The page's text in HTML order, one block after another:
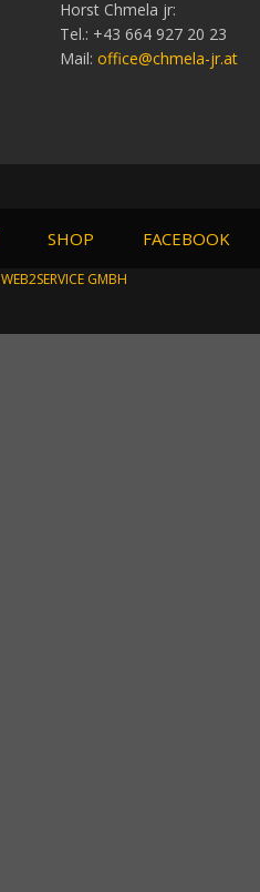
Horst Chmela jr:
Tel.: +43 664 927 20 23
Mail:office@chmela-jr.at
SHOP FACEBOOK
WEB2SERVICE GMBH